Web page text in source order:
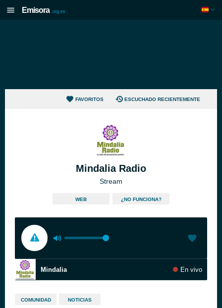
Emisora .org.es
FAVORITOS ESCUCHADO RECIENTEMENTE
Mindalia Radio
Stream
WEB ¿NO FUNCIONA?
Mindalia En vivo
COMUNIDAD NOTICIAS